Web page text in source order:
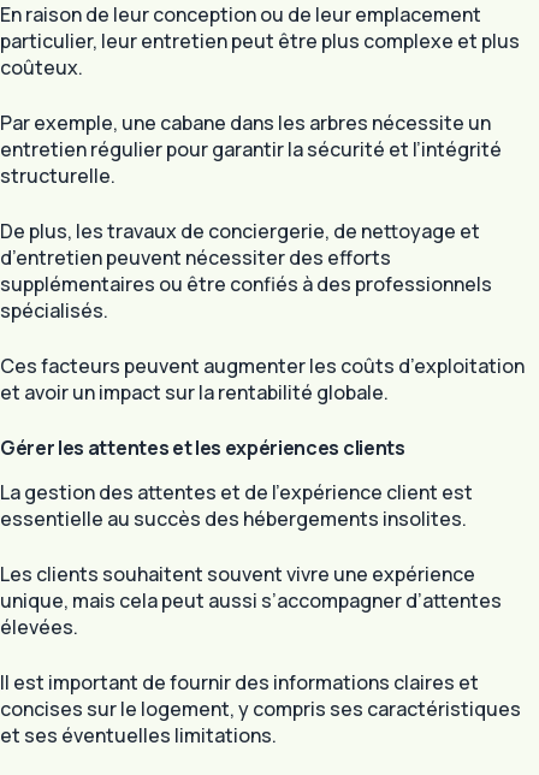
En raison de leur conception ou de leur emplacement
particulier, leur entretien peut être plus complexe et plus
coûteux.
Par exemple, une cabane dans les arbres nécessite un
entretien régulier pour garantir la sécurité et l’intégrité
structurelle.
De plus, les travaux de conciergerie, de nettoyage et
d’entretien peuvent nécessiter des efforts
supplémentaires ou être confiés à des professionnels
spécialisés.
Ces facteurs peuvent augmenter les coûts d’exploitation
et avoir un impact sur la rentabilité globale.
Gérer les attentes et les expériences clients
La gestion des attentes et de l’expérience client est
essentielle au succès des hébergements insolites.
Les clients souhaitent souvent vivre une expérience
unique, mais cela peut aussi s’accompagner d’attentes
élevées.
Il est important de fournir des informations claires et
concises sur le logement, y compris ses caractéristiques
et ses éventuelles limitations.